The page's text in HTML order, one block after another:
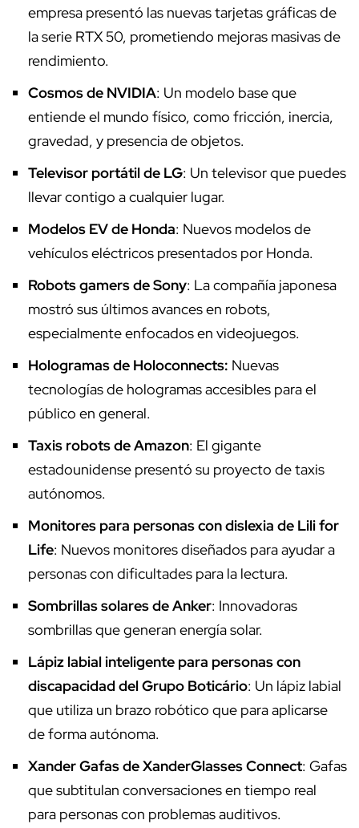
empresa presentó las nuevas tarjetas gráficas de
la serie RTX 50, prometiendo mejoras masivas de
rendimiento.
Cosmos de NVIDIA: Un modelo base que
entiende el mundo físico, como fricción, inercia,
gravedad, y presencia de objetos.
Televisor portátil de LG: Un televisor que puedes
llevar contigo a cualquier lugar.
Modelos EV de Honda: Nuevos modelos de
vehículos eléctricos presentados por Honda.
Robots gamers de Sony: La compañía japonesa
mostró sus últimos avances en robots,
especialmente enfocados en videojuegos.
Hologramas de Holoconnects: Nuevas
tecnologías de hologramas accesibles para el
público en general.
Taxis robots de Amazon: El gigante
estadounidense presentó su proyecto de taxis
autónomos.
Monitores para personas con dislexia de Lili for
Life: Nuevos monitores diseñados para ayudar a
personas con dificultades para la lectura.
Sombrillas solares de Anker: Innovadoras
sombrillas que generan energía solar.
Lápiz labial inteligente para personas con
discapacidad del Grupo Boticário: Un lápiz labial
que utiliza un brazo robótico que para aplicarse
de forma autónoma.
Xander Gafas de XanderGlasses Connect: Gafas
que subtitulan conversaciones en tiempo real
para personas con problemas auditivos.